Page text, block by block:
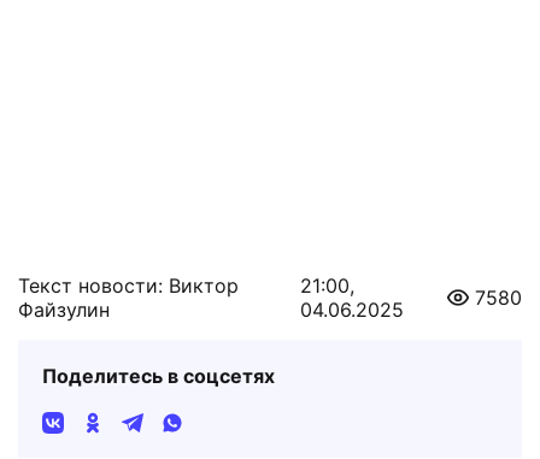
Текст новости: Виктор
Файзулин
21:00,
04.06.2025
7580
Поделитесь в соцсетях